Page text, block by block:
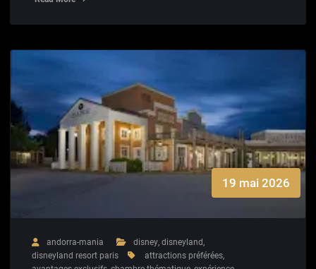
19 mai 2026
andorra-mania disney, disneyland,
disneyland resort paris
attractions préférées,